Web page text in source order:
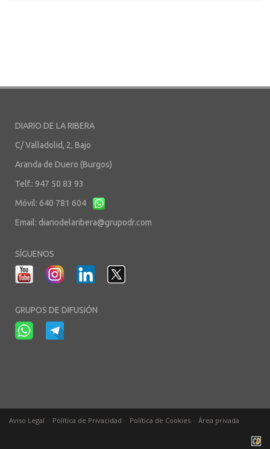
DIARIO DE LA RIBERA
C/ Valladolid, 2, Bajo
Aranda de Duero (Burgos)
Telf.: 947 50 83 93
Móvil: 640 781 604
Email: diariodelaribera@grupodr.com
SÍGUENOS
GRUPOS DE DIFUSIÓN
Aviso Legal Política de Privacidad Política de Cookies Área privada